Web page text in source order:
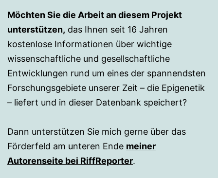
Möchten Sie die Arbeit an diesem Projekt
unterstützen, das Ihnen seit 16 Jahren
kostenlose Informationen über wichtige
wissenschaftliche und gesellschaftliche
Entwicklungen rund um eines der spannendsten
Forschungsgebiete unserer Zeit – die Epigenetik
– liefert und in dieser Datenbank speichert?
Dann unterstützen Sie mich gerne über das
Förderfeld am unteren Ende meiner
Autorenseite bei RiffReporter.